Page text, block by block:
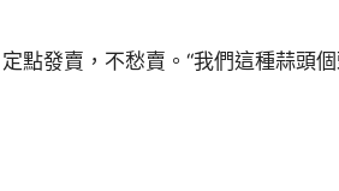
點發賣，不愁賣。“我們這種蒜頭